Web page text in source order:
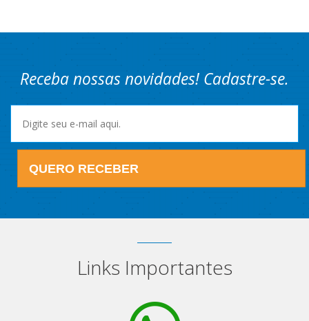
Receba nossas novidades! Cadastre-se.
QUERO RECEBER
Links Importantes